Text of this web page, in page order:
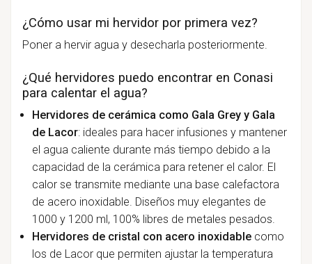
¿Cómo usar mi hervidor por primera vez?
Poner a hervir agua y desecharla posteriormente.
¿Qué hervidores puedo encontrar en Conasi
para calentar el agua?
Hervidores de cerámica como Gala Grey y Gala
de Lacor: ideales para hacer infusiones y mantener
el agua caliente durante más tiempo debido a la
capacidad de la cerámica para retener el calor. El
calor se transmite mediante una base calefactora
de acero inoxidable. Diseños muy elegantes de
1000 y 1200 ml, 100% libres de metales pesados.
Hervidores de cristal con acero inoxidablecomo
los de Lacor que permiten ajustar la temperatura